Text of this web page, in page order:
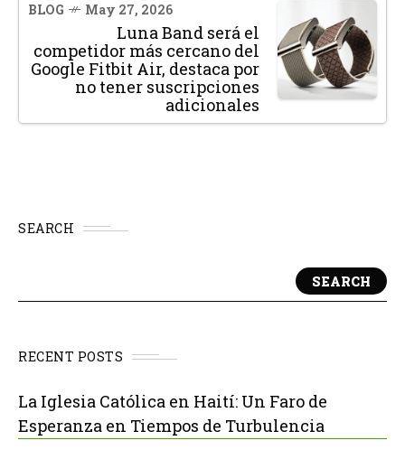
BLOG May 27, 2026
Luna Band será el
competidor más cercano del
Google Fitbit Air, destaca por
no tener suscripciones
adicionales
SEARCH
SEARCH
RECENT POSTS
La Iglesia Católica en Haití: Un Faro de
Esperanza en Tiempos de Turbulencia